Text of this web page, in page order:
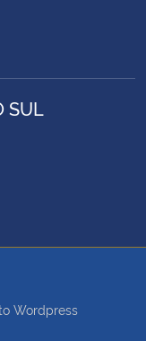
Wordpress